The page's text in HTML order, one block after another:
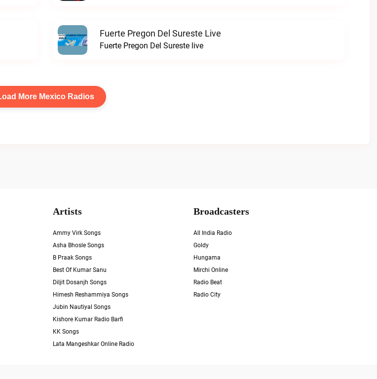
Fuerte Pregon Del Sureste Live
Fuerte Pregon Del Sureste live
More Mexico Radios
Artists
Ammy Virk Songs
Asha Bhosle Songs
B Praak Songs
Best Of Kumar Sanu
Diljit Dosanjh Songs
Himesh Reshammiya Songs
Jubin Nautiyal Songs
Kishore Kumar Radio Barfi
KK Songs
Lata Mangeshkar Online Radio
Broadcasters
All India Radio
Goldy
Hungama
Mirchi Online
Radio Beat
Radio City